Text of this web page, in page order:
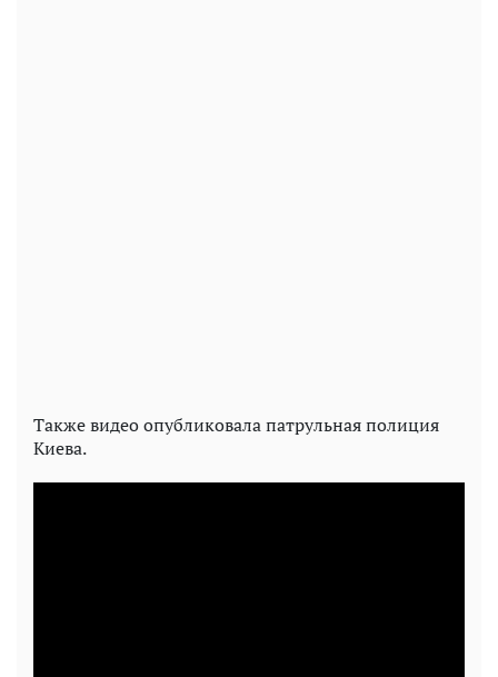
Также видео опубликовала патрульная полиция
Киева.